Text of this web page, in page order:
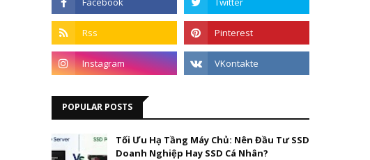
POPULAR POSTS
Tối Ưu Hạ Tầng Máy Chủ: Nên Đầu Tư SSD
Doanh Nghiệp Hay SSD Cá Nhân?